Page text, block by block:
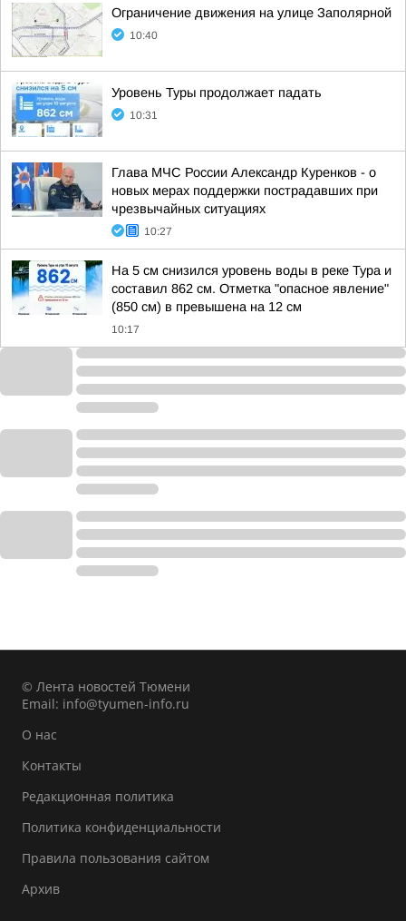
Ограничение движения на улице Заполярной
10:40
Уровень Туры продолжает падать
10:31
Глава МЧС России Александр Куренков - о
новых мерах поддержки пострадавших при
чрезвычайных ситуациях
10:27
На 5 см снизился уровень воды в реке Тура и
составил 862 см. Отметка "опасное явление"
(850 см) в превышена на 12 см
10:17
© Лента новостей Тюмени
Email: info@tyumen-info.ru
О нас
Контакты
Редакционная политика
Политика конфиденциальности
Правила пользования сайтом
Архив